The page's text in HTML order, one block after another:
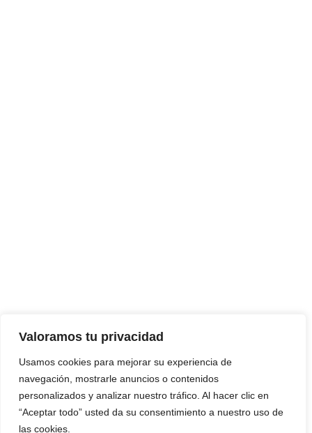
Valoramos tu privacidad
Usamos cookies para mejorar su experiencia de
navegación, mostrarle anuncios o contenidos
personalizados y analizar nuestro tráfico. Al hacer clic en
“Aceptar todo” usted da su consentimiento a nuestro uso de
las cookies.